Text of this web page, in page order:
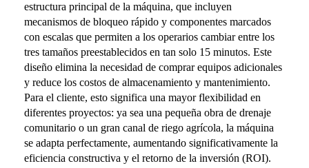
estructura principal de la máquina, que incluyen
mecanismos de bloqueo rápido y componentes marcados
con escalas que permiten a los operarios cambiar entre los
tres tamaños preestablecidos en tan solo 15 minutos. Este
diseño elimina la necesidad de comprar equipos adicionales
y reduce los costos de almacenamiento y mantenimiento.
Para el cliente, esto significa una mayor flexibilidad en
diferentes proyectos: ya sea una pequeña obra de drenaje
comunitario o un gran canal de riego agrícola, la máquina
se adapta perfectamente, aumentando significativamente la
eficiencia constructiva y el retorno de la inversión (ROI).